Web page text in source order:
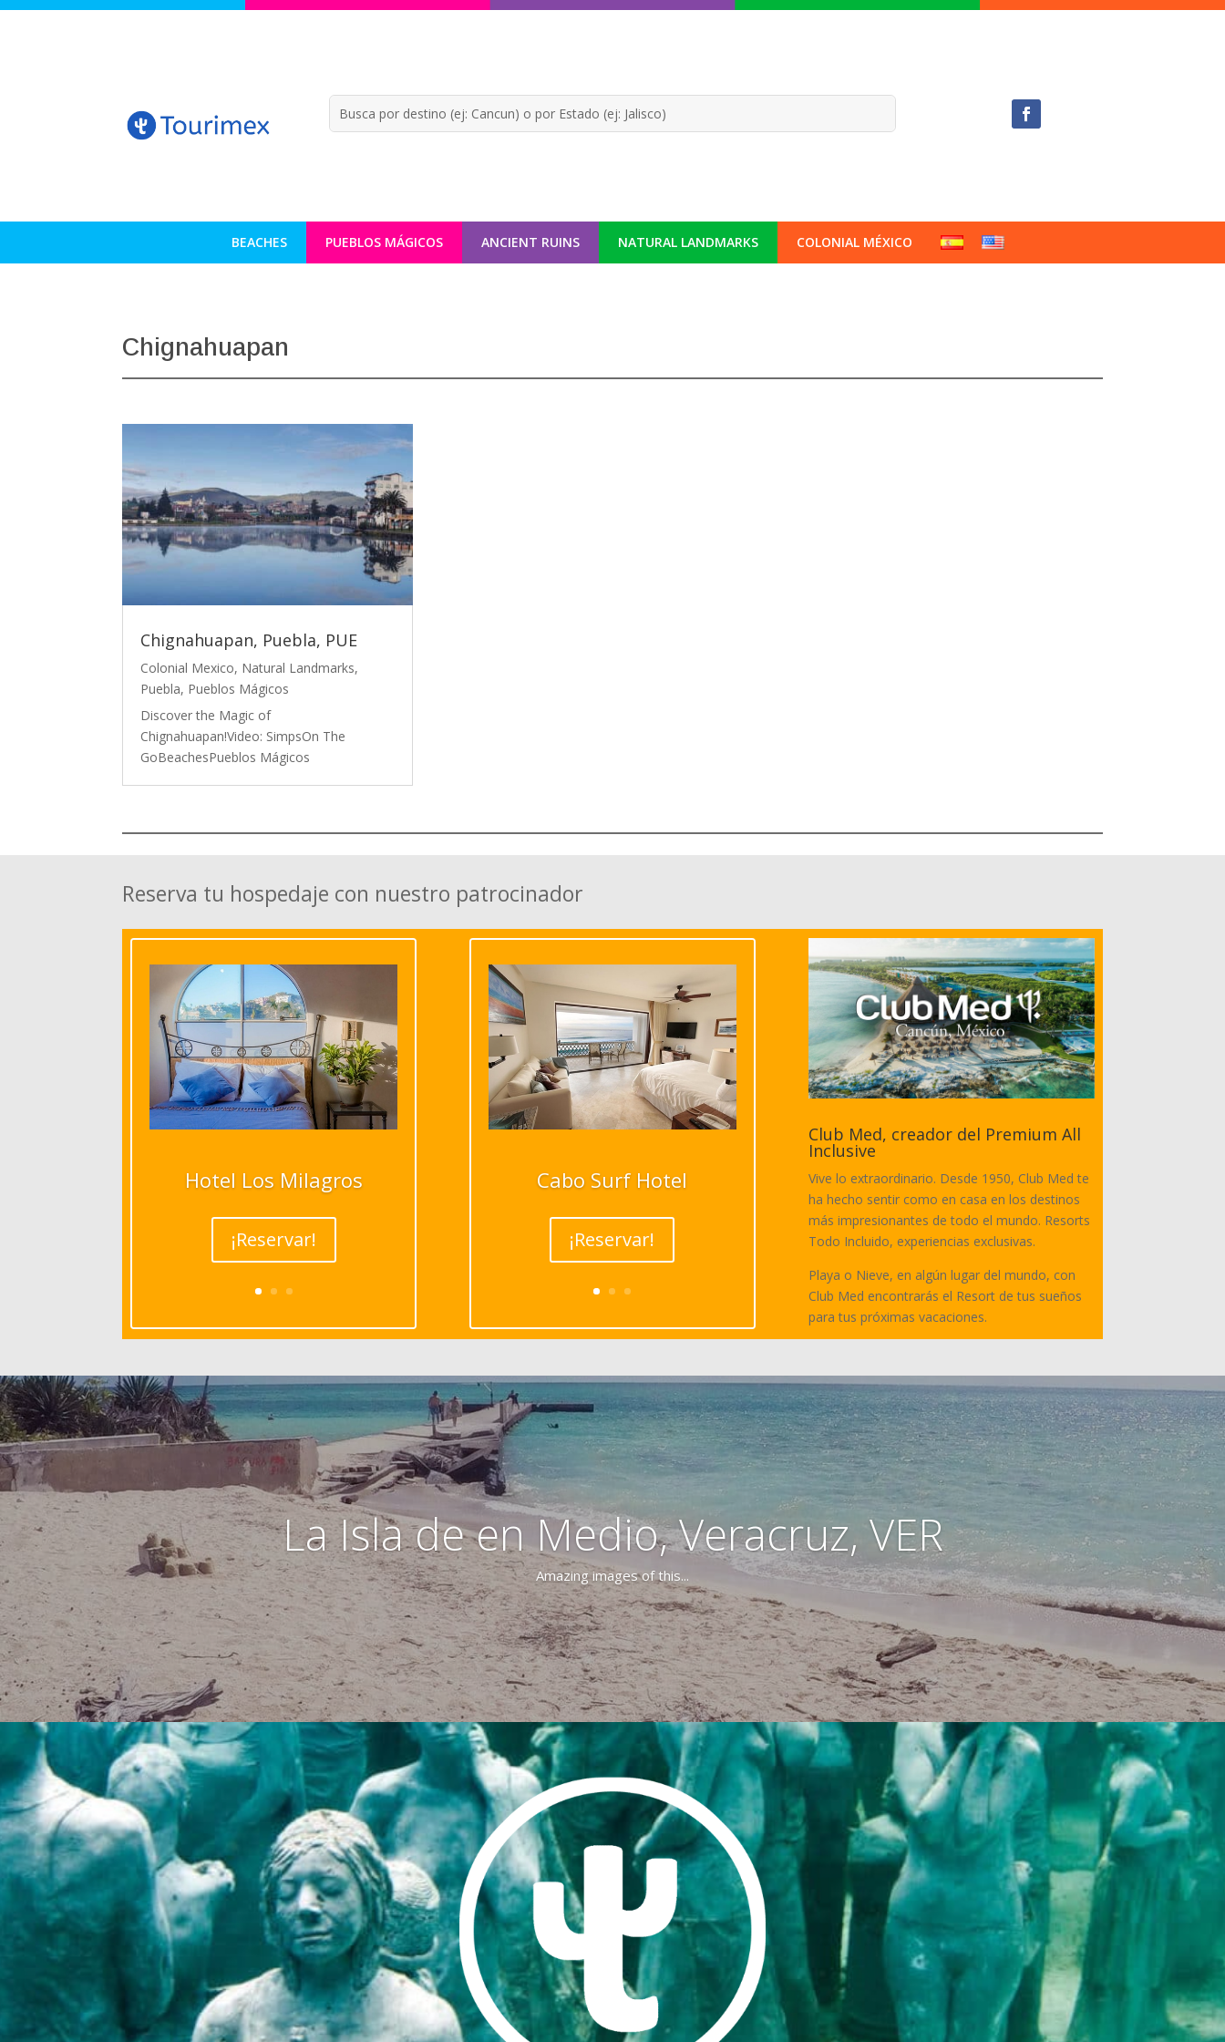
BEACHES PUEBLOS MÁGICOS ANCIENT RUINS NATURAL LANDMARKS COLONIAL MÉXICO
Chignahuapan
Chignahuapan, Puebla, PUE
Colonial Mexico, Natural Landmarks,
Puebla, Pueblos Mágicos
Discover the Magic of
Chignahuapan!Video: SimpsOn The
GoBeachesPueblos Mágicos
Reserva tu hospedaje con nuestro patrocinador
Hotel Los Milagros
¡Reservar!
Cabo Surf Hotel
¡Reservar!
Club Med, creador del Premium All
Inclusive
Vive lo extraordinario. Desde 1950, Club Med te
ha hecho sentir como en casa en los destinos
más impresionantes de todo el mundo. Resorts
Todo Incluido, experiencias exclusivas.
Playa o Nieve, en algún lugar del mundo, con
Club Med encontrarás el Resort de tus sueños
para tus próximas vacaciones.
La Isla de en Medio, Veracruz, VER
Amazing images of this...